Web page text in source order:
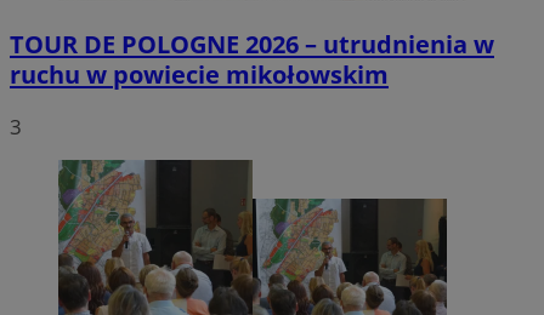
TOUR DE POLOGNE 2026 – utrudnienia w
ruchu w powiecie mikołowskim
3